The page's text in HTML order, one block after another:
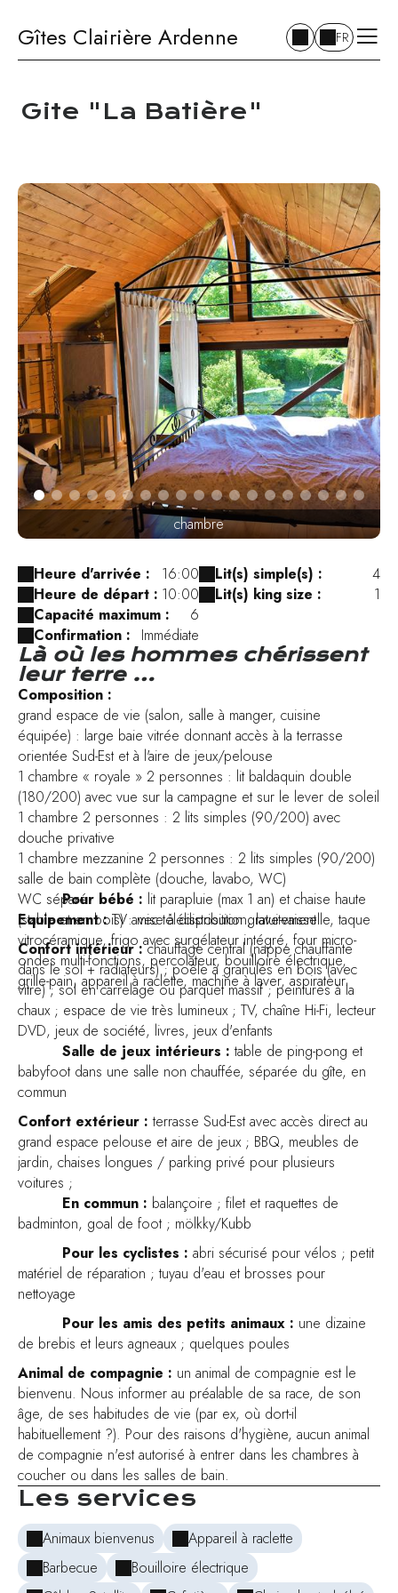
Gîtes Clairière Ardenne FR
Gite "La Batière"
chambre
Heure d'arrivée :
16:00
Heure de départ : 10:00
Capacité maximum :
6
Confirmation :
Immédiate
Lit(s) simple(s) :
4
Lit(s) king size :
1
Là où les hommes chérissent
leur terre …
Composition :
grand espace de vie (salon, salle à manger, cuisine
équipée) : large baie vitrée donnant accès à la terrasse
orientée Sud-Est et à l'aire de jeux/pelouse
1 chambre « royale » 2 personnes : lit baldaquin double
(180/200) avec vue sur la campagne et sur le lever de soleil
1 chambre 2 personnes : 2 lits simples (90/200) avec
douche privative
1 chambre mezzanine 2 personnes : 2 lits simples (90/200)
salle de bain complète (douche, lavabo, WC)
WC séparé
Equipement :TV avec télédistribution, lave-vaisselle, taque
vitrocéramique, frigo avec surgélateur intégré, four micro-
ondes multi-fonctions, percolateur, bouilloire électrique,
grille-pain, appareil à raclette, machine à laver, aspirateur.
Pour bébé : lit parapluie (max 1 an) et chaise haute
(stable et en bois) : mise à disposition gratuitement
Confort intérieur :chauffage central (nappe chauffante
dans le sol + radiateurs) ; poêle à granulés en bois (avec
vitre) ; sol en carrelage ou parquet massif ; peintures à la
chaux ; espace de vie très lumineux ; TV, chaîne Hi-Fi, lecteur
DVD, jeux de société, livres, jeux d'enfants
Salle de jeux intérieurs : table de ping-pong et
babyfoot dans une salle non chauffée, séparée du gîte, en
commun
Confort extérieur : terrasse Sud-Est avec accès direct au
grand espace pelouse et aire de jeux ; BBQ, meubles de
jardin, chaises longues / parking privé pour plusieurs
voitures ;
En commun : balançoire ; filet et raquettes de
badminton, goal de foot ; mölkky/Kubb
Pour les cyclistes : abri sécurisé pour vélos ; petit
matériel de réparation ; tuyau d'eau et brosses pour
nettoyage
Pour les amis des petits animaux : une dizaine
de brebis et leurs agneaux ; quelques poules
Animal de compagnie : un animal de compagnie est le
bienvenu. Nous informer au préalable de sa race, de son
âge, de ses habitudes de vie (par ex, où dort-il
habituellement ?). Pour des raisons d'hygiène, aucun animal
de compagnie n'est autorisé à entrer dans les chambres à
coucher ou dans les salles de bain.
Les services
Animaux bienvenus
Appareil à raclette
Barbecue
Bouilloire électrique